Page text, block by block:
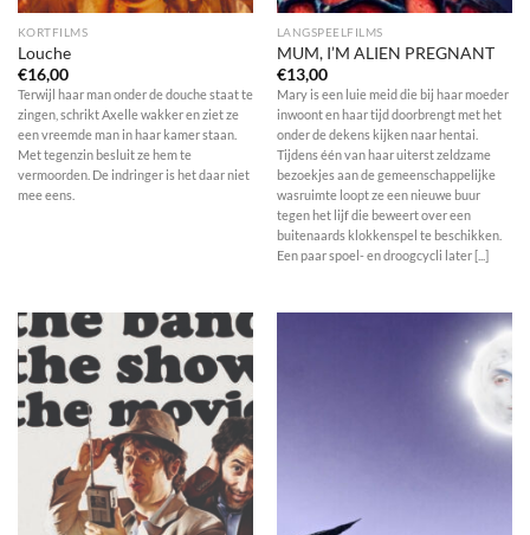
KORTFILMS
Louche
€16,00
Terwijl haar man onder de douche staat te
zingen, schrikt Axelle wakker en ziet ze
een vreemde man in haar kamer staan.
Met tegenzin besluit ze hem te
vermoorden. De indringer is het daar niet
mee eens.
LANGSPEELFILMS
MUM, I’M ALIEN PREGNANT
€13,00
Mary is een luie meid die bij haar moeder
inwoont en haar tijd doorbrengt met het
onder de dekens kijken naar hentai.
Tijdens één van haar uiterst zeldzame
bezoekjes aan de gemeenschappelijke
wasruimte loopt ze een nieuwe buur
tegen het lijf die beweert over een
buitenaards klokkenspel te beschikken.
Een paar spoel- en droogcycli later [...]